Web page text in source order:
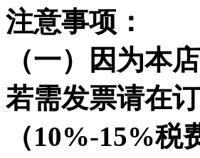
注意事项：
（一）因为本
若需发票请在
（10%-15%税